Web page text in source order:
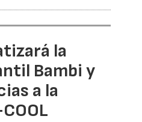
la
Bambi y
a la